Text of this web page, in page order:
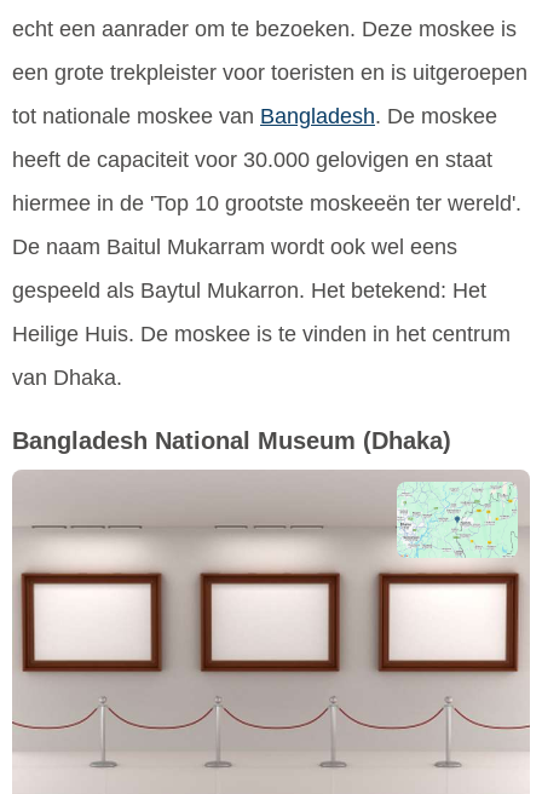
echt een aanrader om te bezoeken. Deze moskee is
een grote trekpleister voor toeristen en is uitgeroepen
tot nationale moskee van Bangladesh. De moskee
heeft de capaciteit voor 30.000 gelovigen en staat
hiermee in de 'Top 10 grootste moskeeën ter wereld'.
De naam Baitul Mukarram wordt ook wel eens
gespeeld als Baytul Mukarron. Het betekend: Het
Heilige Huis. De moskee is te vinden in het centrum
van Dhaka.
Bangladesh National Museum (Dhaka)